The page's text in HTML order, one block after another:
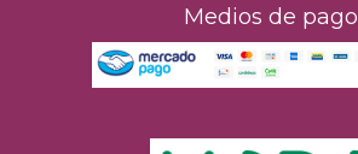
Medios de pago